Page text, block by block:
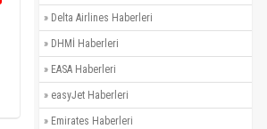
» Delta Airlines Haberleri
» DHMİ Haberleri
» EASA Haberleri
» easyJet Haberleri
» Emirates Haberleri